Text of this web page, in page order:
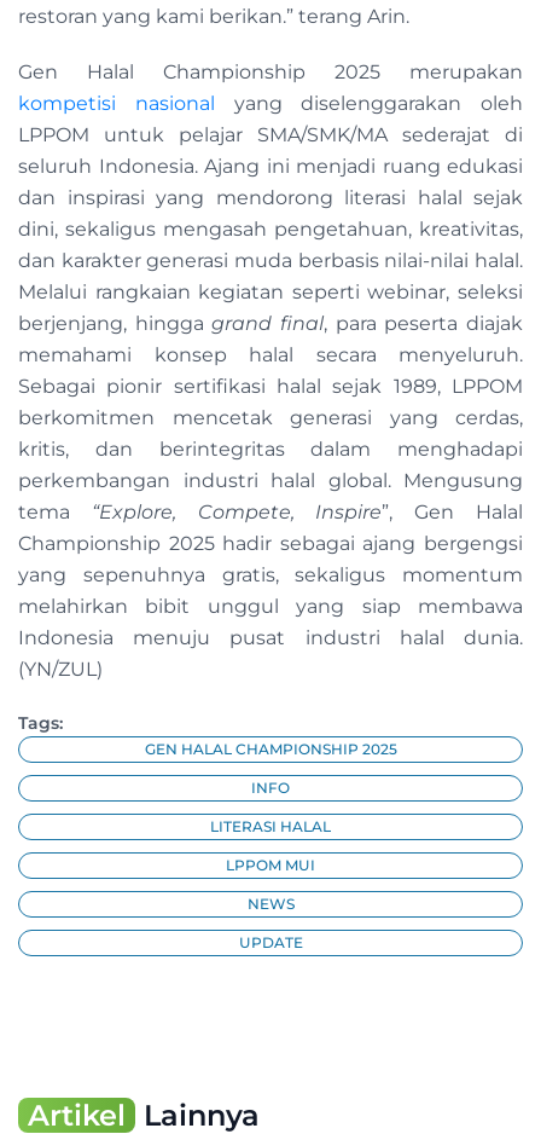
restoran yang kami berikan.” terang Arin.
Gen Halal Championship 2025 merupakan
kompetisi nasional yang diselenggarakan oleh
LPPOM untuk pelajar SMA/SMK/MA sederajat di
seluruh Indonesia. Ajang ini menjadi ruang edukasi
dan inspirasi yang mendorong literasi halal sejak
dini, sekaligus mengasah pengetahuan, kreativitas,
dan karakter generasi muda berbasis nilai-nilai halal.
Melalui rangkaian kegiatan seperti webinar, seleksi
berjenjang, hinggagrand final, para peserta diajak
memahami konsep halal secara menyeluruh.
Sebagai pionir sertifikasi halal sejak 1989, LPPOM
berkomitmen mencetak generasi yang cerdas,
kritis, dan berintegritas dalam menghadapi
perkembangan industri halal global. Mengusung
tema “Explore, Compete, Inspire”, Gen Halal
Championship 2025 hadir sebagai ajang bergengsi
yang sepenuhnya gratis, sekaligus momentum
melahirkan bibit unggul yang siap membawa
Indonesia menuju pusat industri halal dunia.
(YN/ZUL)
Tags:
GEN HALAL CHAMPIONSHIP 2025
INFO
LITERASI HALAL
LPPOM MUI
NEWS
UPDATE
Artikel Lainnya